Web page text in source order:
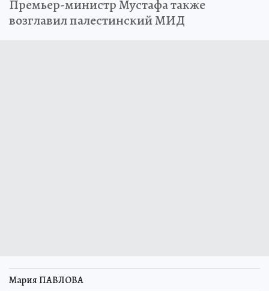
Премьер-министр Мустафа также
возглавил палестинский МИД
Мария ПАВЛОВА